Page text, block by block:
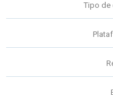
Tipo de